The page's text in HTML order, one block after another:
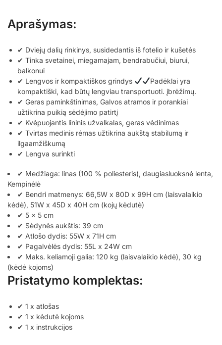
Aprašymas:
✔ Dviejų dalių rinkinys, susidedantis iš fotelio ir kušetės
✔ Tinka svetainei, miegamajam, bendrabučiui, biurui,
balkonui
✔ Lengvos ir kompaktiškos grindys
Padėklai yra
kompaktiški, kad būtų lengviau transportuoti. įbrėžimų.
✔ Geras paminkštinimas, Galvos atramos ir porankiai
užtikrina puikią sėdėjimo patirtį
✔ Kvėpuojantis lininis užvalkalas, geras vėdinimas
✔ Tvirtas medinis rėmas užtikrina aukštą stabilumą ir
ilgaamžiškumą
✔ Lengva surinkti
✔ Medžiaga: linas (100 % poliesteris), daugiasluoksnė lenta,
Kempinėlė
✔ Bendri matmenys: 66,5W x 80D x 99H cm (laisvalaikio
kėdė), 51W x 45D x 40H cm (kojų kėdutė)
✔ 5 x 5 cm
✔ Sėdynės aukštis: 39 cm
✔ Atlošo dydis: 55W x 71H cm
✔ Pagalvėlės dydis: 55L x 24W cm
✔ Maks. keliamoji galia: 120 kg (laisvalaikio kėdė), 30 kg
(kėdė kojoms)
Pristatymo komplektas:
✔ 1 x atlošas
✔ 1 x kėdutė kojoms
✔ 1 x instrukcijos